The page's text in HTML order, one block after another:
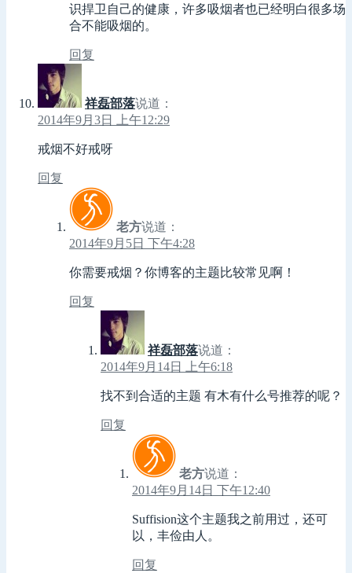
识捍卫自己的健康，许多吸烟者也已经明白很多场
合不能吸烟的。
回复
祥磊部落说道：
2014年9月3日 上午12:29
戒烟不好戒呀
回复
老方说道：
2014年9月5日 下午4:28
你需要戒烟？你博客的主题比较常见啊！
回复
祥磊部落说道：
2014年9月14日 上午6:18
找不到合适的主题 有木有什么号推荐的呢？
回复
老方说道：
2014年9月14日 下午12:40
Suffision这个主题我之前用过，还可
以，丰俭由人。
回复